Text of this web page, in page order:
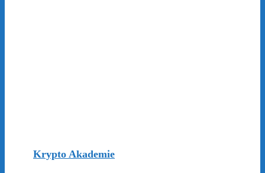
Krypto Akademie